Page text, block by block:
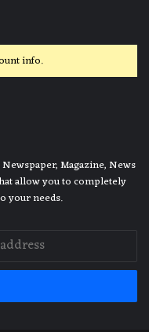
info.
Magazine, News
allow you to completely
your needs.